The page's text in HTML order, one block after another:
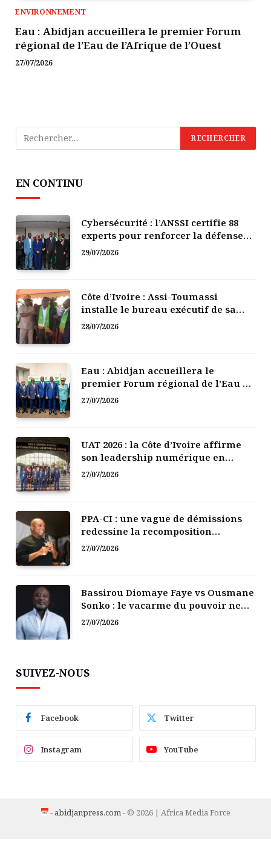
ENVIRONNEMENT
Eau : Abidjan accueillera le premier Forum
régional de l’Eau de l’Afrique de l’Ouest
27/07/2026
EN CONTINU
Cybersécurité : l’ANSSI certifie 88
experts pour renforcer la défense
numérique de la Côte d’Ivoire
29/07/2026
Côte d’Ivoire : Assi-Toumassi
installe le bureau exécutif de sa
mutuelle de développement
28/07/2026
Eau : Abidjan accueillera le
premier Forum régional de l’Eau de
l’Afrique de l’Ouest
27/07/2026
UAT 2026 : la Côte d’Ivoire affirme
son leadership numérique en
Afrique
27/07/2026
PPA-CI : une vague de démissions
redessine la recomposition
politique
27/07/2026
Bassirou Diomaye Faye vs Ousmane
Sonko : le vacarme du pouvoir ne
doit pas faire oublier les liens de la
Fraternité
27/07/2026
SUIVEZ-NOUS
Facebook Twitter
Instagram YouTube
- abidjanpress.com - © 2026 | Africa Media Force